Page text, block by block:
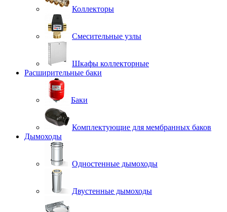
Коллекторы
Смесительные узлы
Шкафы коллекторные
Расширительные баки
Баки
Комплектующие для мембранных баков
Дымоходы
Одностенные дымоходы
Двустенные дымоходы